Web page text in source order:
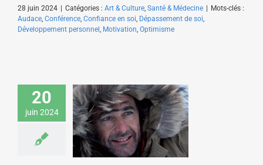
28 juin 2024 Catégories : Art & Culture, Santé & Médecine
Mots-clés :
Audace, Conférence, Confiance en soi, Dépassement de soi,
Développement personnel , Motivation, Optimisme
20
juin 2024
Nicolas Vanier donne
une conférence sur le
dépassement de soi
pour Veolia
Art & Culture Environnement
& Développement durable